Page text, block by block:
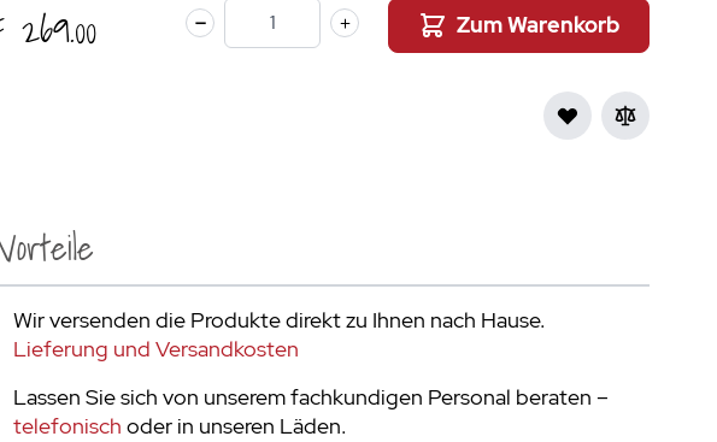
269.00 Menge Zum Warenkorb
Wir versenden die Produkte direkt zu Ihnen nach Hause.
Lieferung und Versandkosten
Lassen Sie sich von unserem fachkundigen Personal beraten –
telefonisch oder in unseren Läden.